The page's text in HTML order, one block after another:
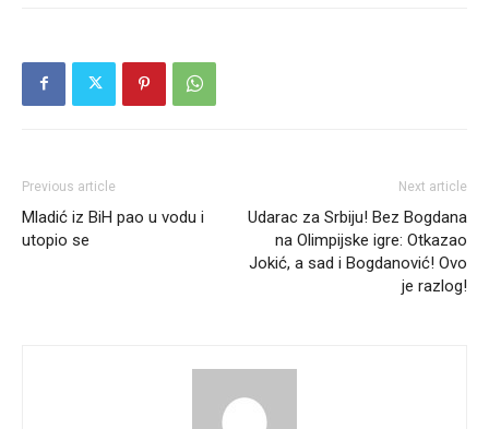
Previous article
Mladić iz BiH pao u vodu i
utopio se
Next article
Udarac za Srbiju! Bez Bogdana
na Olimpijske igre: Otkazao
Jokić, a sad i Bogdanović! Ovo
je razlog!